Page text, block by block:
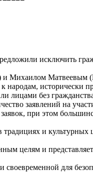
исключить
и Михаилом
народам, исторически
лицами без
заявлений на
при этом
и культурных
целям и
для